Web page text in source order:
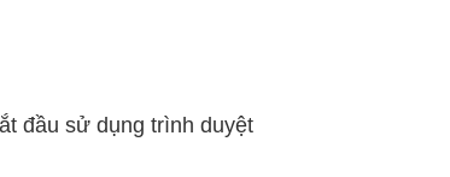
đầu sử dụng trình duyệt